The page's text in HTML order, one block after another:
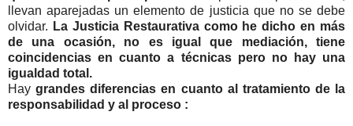
llevan aparejadas un elemento de justicia que no se debe
olvidar. La Justicia Restaurativa como he dicho en más
de una ocasión, no es igual que mediación, tiene
coincidencias en cuanto a técnicas pero no hay una
igualdad total.
Haygrandes diferencias en cuanto al tratamiento de la
responsabilidad y al proceso :